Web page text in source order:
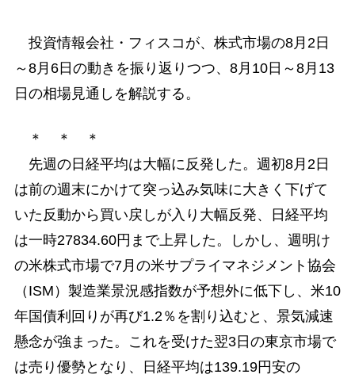
投資情報会社・フィスコが、株式市場の8月2日
～8月6日の動きを振り返りつつ、8月10日～8月13
日の相場見通しを解説する。
＊ ＊ ＊
先週の日経平均は大幅に反発した。週初8月2日
は前の週末にかけて突っ込み気味に大きく下げて
いた反動から買い戻しが入り大幅反発、日経平均
は一時27834.60円まで上昇した。しかし、週明け
の米株式市場で7月の米サプライマネジメント協会
（ISM）製造業景況感指数が予想外に低下し、米10
年国債利回りが再び1.2％を割り込むと、景気減速
懸念が強まった。これを受けた翌3日の東京市場で
は売り優勢となり、日経平均は139.19円安の